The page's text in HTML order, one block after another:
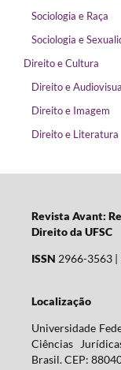
Sociologia e Raça
Sociologia e
Direito e Cultura
Direito e
Direito e Imagem
Direito e Literatura
Revista Avant:
Direito da UFSC
ISSN 2966-3563 |
Localização
Universidade
Ciências
Brasil. CEP: